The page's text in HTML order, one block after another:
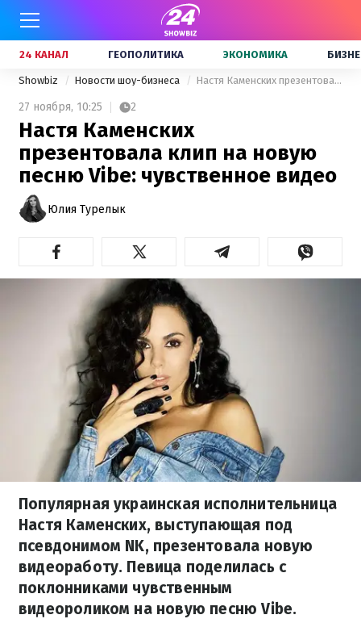
24 КАНАЛ ГЕОПОЛИТИКА ЭКОНОМИКА
Showbiz Новости шоу-бизнеса Настя Каменских презентовала клип на новую песню Vibe: чувственное видео
27 ноября, 10:25 2
Настя Каменских
презентовала клип на новую
песню Vibe: чувственное видео
Юлия Турелык
Популярная украинская исполнительница
Настя Каменских, выступающая под
псевдонимом NK, презентовала новую
видеоработу. Певица поделилась с
поклонниками чувственным
видеороликом на новую песню Vibe.